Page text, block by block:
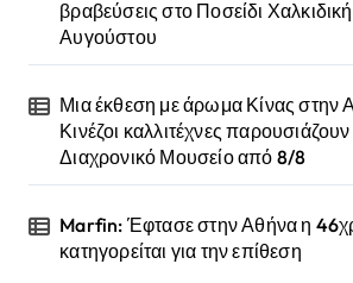
βραβεύσεις στο Ποσείδι
Αυγούστου
Μια έκθεση με άρωμα Κίνας στην
Κινέζοι καλλιτέχνες
Διαχρονικό Μουσείο από 8/8
Marfin: Έφτασε στην Αθήνα η
κατηγορείται για την επίθεση